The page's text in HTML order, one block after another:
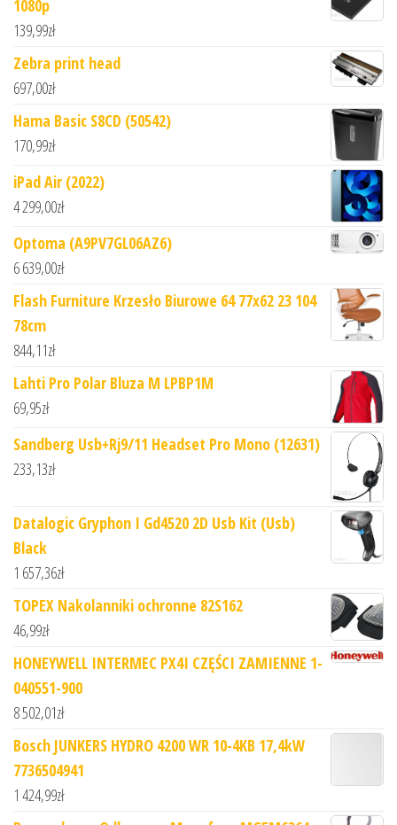
1080p
139,99zł
Zebra print head
697,00zł
Hama Basic S8CD (50542)
170,99zł
iPad Air (2022)
4 299,00zł
Optoma (A9PV7GL06AZ6)
6 639,00zł
Flash Furniture Krzesło Biurowe 64 77x62 23 104
78cm
844,11zł
Lahti Pro Polar Bluza M LPBP1M
69,95zł
Sandberg Usb+Rj9/11 Headset Pro Mono (12631)
233,13zł
Datalogic Gryphon I Gd4520 2D Usb Kit (Usb)
Black
1 657,36zł
TOPEX Nakolanniki ochronne 82S162
46,99zł
HONEYWELL INTERMEC PX4I CZĘŚCI ZAMIENNE 1-
040551-900
8 502,01zł
Bosch JUNKERS HYDRO 4200 WR 10-4KB 17,4kW
7736504941
1 424,99zł